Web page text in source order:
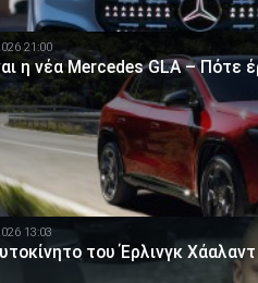
21:00
η νέα Mercedes GLA – Πότε
13:03
του Έρλινγκ